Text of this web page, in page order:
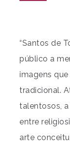
“Santos de
público a
imagens
tradicional.
talentosos,
entre
arte